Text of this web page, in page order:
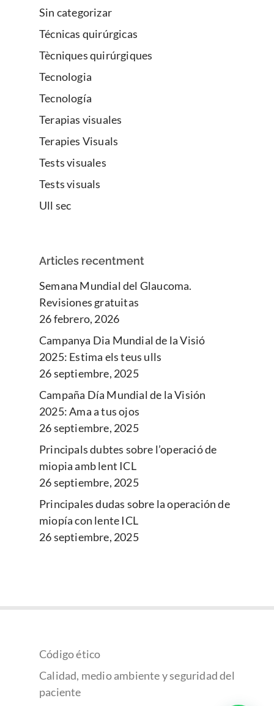
Sin categorizar
Técnicas quirúrgicas
Tècniques quirúrgiques
Tecnologia
Tecnología
Terapias visuales
Terapies Visuals
Tests visuales
Tests visuals
Ull sec
Articles recentment
Semana Mundial del Glaucoma.
Revisiones gratuitas
26 febrero, 2026
Campanya Dia Mundial de la Visió
2025: Estima els teus ulls
26 septiembre, 2025
Campaña Día Mundial de la Visión
2025: Ama a tus ojos
26 septiembre, 2025
Principals dubtes sobre l’operació de
miopia amb lent ICL
26 septiembre, 2025
Principales dudas sobre la operación de
miopía con lente ICL
26 septiembre, 2025
Código ético
Calidad, medio ambiente y seguridad del
paciente